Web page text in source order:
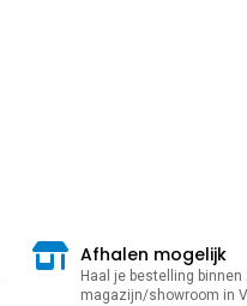
Afhalen mogelijk
Haal je bestelling binnen
magazijn/showroom in